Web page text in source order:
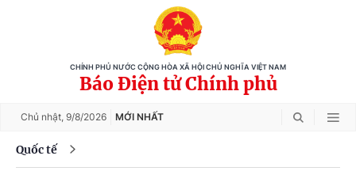
CHÍNH PHỦ NƯỚC CỘNG HÒA XÃ HỘI CHỦ NGHĨA VIỆT NAM
Báo Điện tử Chính phủ
Chủ nhật, 9/8/2026 MỚI NHẤT
Quốc tế